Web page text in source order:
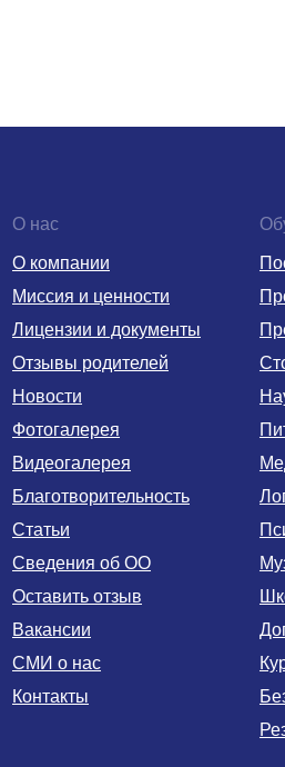
Сведения об ОО
Вакансии
Оставить отзыв
Новости
Благотворительность
Видеогалерея
Фотогалерея
О компании
Отзывы родителей
Миссия и ценности
Статьи
Лицензии и документы
СМИ о нас
Контакты
О нас